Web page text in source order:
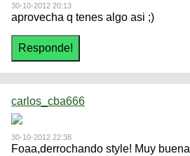
30-10-2012 20:13
aprovecha q tenes algo asi ;)
carlos_cba666
30-10-2012 22:38
Foaa,derrochando style! Muy buena